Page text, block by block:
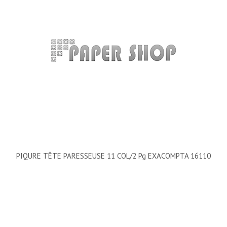
PIQURE TÊTE PARESSEUSE 11 COL/2 Pg EXACOMPTA 16110